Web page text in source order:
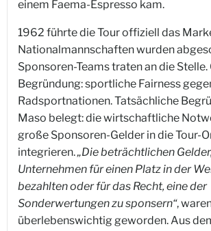
einem Faema-Espresso kam.
1962 führte die Tour offiziell das
Nationalmannschaften wurden
Sponsoren-Teams traten an die
Begründung: sportliche Fairness
Radsportnationen. Tatsächliche
Maso belegt: die wirtschaftliche
große Sponsoren-Gelder in die Tour-
integrieren.„Die beträchtlichen
Unternehmen für einen Platz in der
bezahlten oder für das Recht, eine der
Sonderwertungen zu sponsern“,
überlebenswichtig geworden. Aus